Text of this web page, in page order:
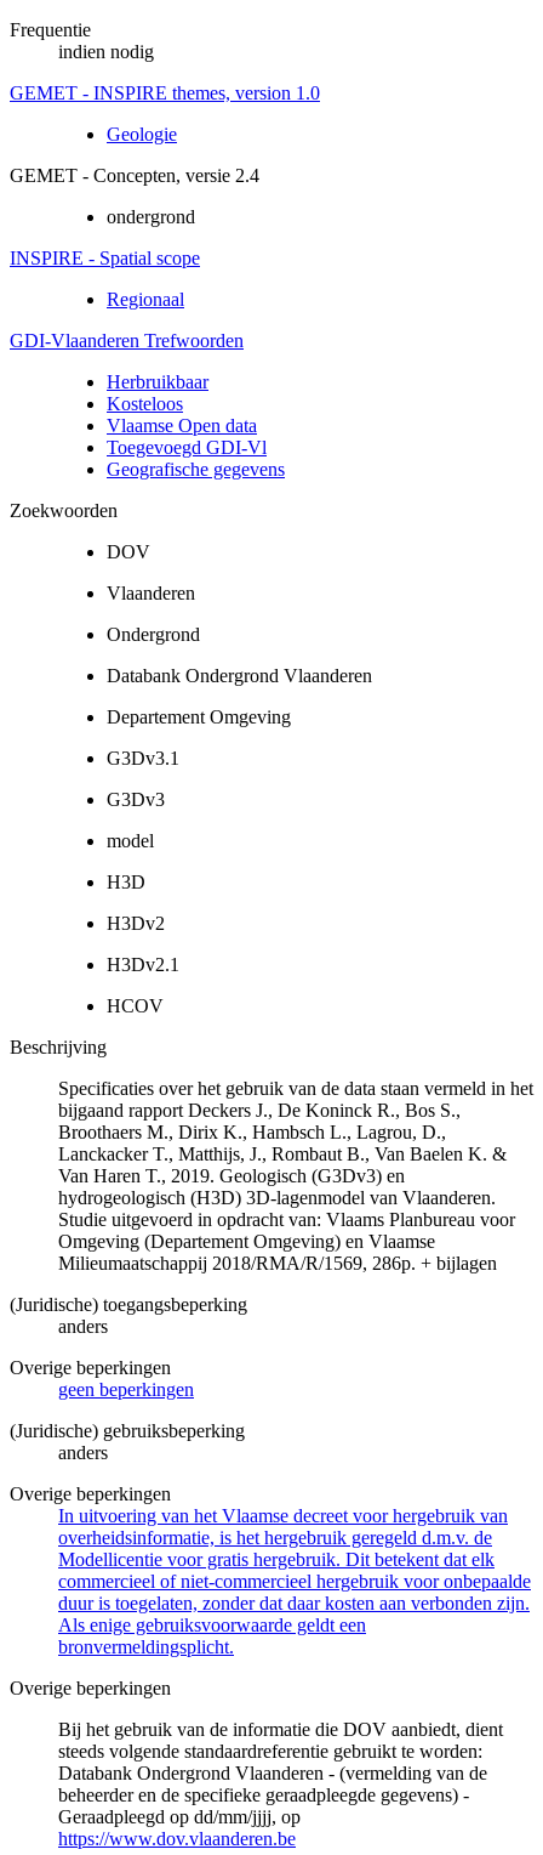
Frequentie
indien nodig
GEMET - INSPIRE themes, version 1.0
Geologie
GEMET - Concepten, versie 2.4
ondergrond
INSPIRE - Spatial scope
Regionaal
GDI-Vlaanderen Trefwoorden
Herbruikbaar
Kosteloos
Vlaamse Open data
Toegevoegd GDI-Vl
Geografische gegevens
Zoekwoorden
DOV
Vlaanderen
Ondergrond
Databank Ondergrond Vlaanderen
Departement Omgeving
G3Dv3.1
G3Dv3
model
H3D
H3Dv2
H3Dv2.1
HCOV
Beschrijving
Specificaties over het gebruik van de data staan vermeld in het
bijgaand rapport Deckers J., De Koninck R., Bos S.,
Broothaers M., Dirix K., Hambsch L., Lagrou, D.,
Lanckacker T., Matthijs, J., Rombaut B., Van Baelen K. &
Van Haren T., 2019. Geologisch (G3Dv3) en
hydrogeologisch (H3D) 3D-lagenmodel van Vlaanderen.
Studie uitgevoerd in opdracht van: Vlaams Planbureau voor
Omgeving (Departement Omgeving) en Vlaamse
Milieumaatschappij 2018/RMA/R/1569, 286p. + bijlagen
(Juridische) toegangsbeperking
anders
Overige beperkingen
geen beperkingen
(Juridische) gebruiksbeperking
anders
Overige beperkingen
In uitvoering van het Vlaamse decreet voor hergebruik van
overheidsinformatie, is het hergebruik geregeld d.m.v. de
Modellicentie voor gratis hergebruik. Dit betekent dat elk
commercieel of niet-commercieel hergebruik voor onbepaalde
duur is toegelaten, zonder dat daar kosten aan verbonden zijn.
Als enige gebruiksvoorwaarde geldt een
bronvermeldingsplicht.
Overige beperkingen
Bij het gebruik van de informatie die DOV aanbiedt, dient
steeds volgende standaardreferentie gebruikt te worden:
Databank Ondergrond Vlaanderen - (vermelding van de
beheerder en de specifieke geraadpleegde gegevens) -
Geraadpleegd op dd/mm/jjjj, op
https://www.dov.vlaanderen.be